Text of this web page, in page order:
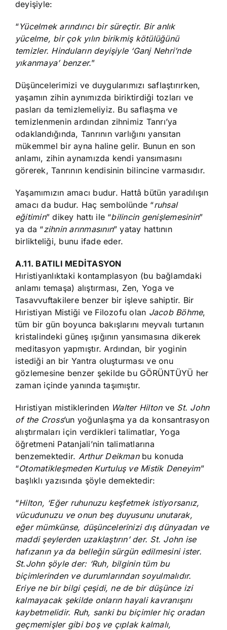
deyişiyle:
“Yücelmek arındırıcı bir süreçtir. Bir anlık
yücelme, bir çok yılın birikmiş kötülüğünü
temizler. Hinduların deyişiyle ‘Ganj Nehri’nde
yıkanmaya’ benzer.”
Düşüncelerimizi ve duygularımızı saflaştırırken,
yaşamın zihin aynımızda biriktirdiği tozları ve
pasları da temizlemeliyiz. Bu saflaşma ve
temizlenmenin ardından zihnimiz Tanrı’ya
odaklandığında, Tanrının varlığını yansıtan
mükemmel bir ayna haline gelir. Bunun en son
anlamı, zihin aynamızda kendi yansımasını
görerek, Tanrının kendisinin bilincine varmasıdır.
Yaşamımızın amacı budur. Hattâ bütün yaradılışın
amacı da budur. Haç sembolünde “ruhsal
eğitimin” dikey hattı ile “bilincin genişlemesinin”
ya da “zihnin arınmasının” yatay hattının
birlikteliği, bunu ifade eder.
A.11. BATILI MEDİTASYON
Hıristiyanlıktaki kontamplasyon (bu bağlamdaki
anlamı temaşa) alıştırması, Zen, Yoga ve
Tasavvuftakilere benzer bir işleve sahiptir. Bir
Hıristiyan Mistiği ve Filozofu olan Jacob Böhme,
tüm bir gün boyunca bakışlarını meyvalı turtanın
kristalindeki güneş ışığının yansımasına dikerek
meditasyon yapmıştır. Ardından, bir yoginin
istediği an bir Yantra oluşturması ve onu
gözlemesine benzer şekilde bu GÖRÜNTÜYÜ her
zaman içinde yanında taşımıştır.
Hıristiyan mistiklerinden Walter Hilton ve St. John
of the Cross’un yoğunlaşma ya da konsantrasyon
alıştırmaları için verdikleri talimatlar, Yoga
öğretmeni Patanjali’nin talimatlarına
benzemektedir. Arthur Deikmanbu konuda
“Otomatikleşmeden Kurtuluş ve Mistik Deneyim”
başlıklı yazısında şöyle demektedir:
“Hilton, ‘Eğer ruhunuzu keşfetmek istiyorsanız,
vücudunuzu ve onun beş duyusunu unutarak,
eğer mümkünse, düşüncelerinizi dış dünyadan ve
maddi şeylerden uzaklaştırın’ der. St. John ise
hafızanın ya da belleğin sürgün edilmesini ister.
St.John şöyle der: ‘Ruh, bilginin tüm bu
biçimlerinden ve durumlarından soyulmalıdır.
Eriye ne bir bilgi çeşidi, ne de bir düşünce izi
kalmayacak şekilde onların hayali kavranışını
kaybetmelidir. Ruh, sanki bu biçimler hiç oradan
geçmemişler gibi boş ve çıplak kalmalı,